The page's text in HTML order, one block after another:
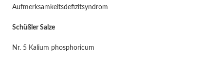
Aufmerksamkeitsdefizitsyndrom
Schüßler Salze
Nr. 5 Kalium phosphoricum